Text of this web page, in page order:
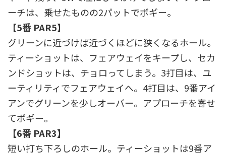
ーチは、乗せたものの2パットでボギー。
【5番 PAR5】
グリーンに近づけば近づくほどに狭くなるホール。
ティーショットは、フェアウェイをキープし、セカ
ンドショットは、チョロってしまう。3打目は、ユ
ーティリティでフェアウェイへ。4打目は、9番アイ
アンでグリーンを少しオーバー。アプローチを寄せ
てボギー。
【6番 PAR3】
短い打ち下ろしのホール。ティーショットは9番ア